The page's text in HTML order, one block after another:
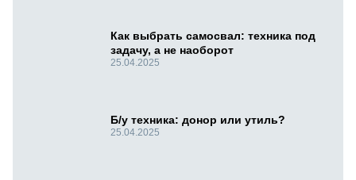
Как выбрать самосвал: техника под
задачу, а не наоборот
25.04.2025
Б/у техника: донор или утиль?
25.04.2025